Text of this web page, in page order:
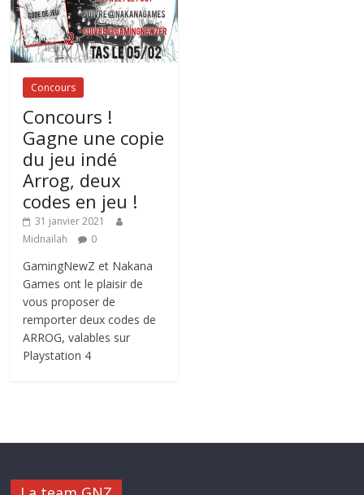
Concours
Concours !
Gagne une copie
du jeu indé
Arrog, deux
codes en jeu !
31 janvier 2021
Midnailah
0
GamingNewZ et Nakana
Games ont le plaisir de
vous proposer de
remporter deux codes de
ARROG, valables sur
Playstation 4